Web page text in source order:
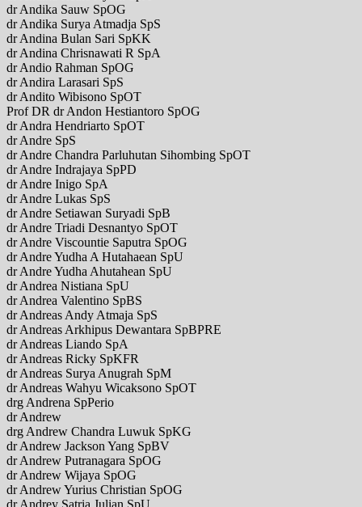
dr Andika Sauw SpOG
dr Andika Surya Atmadja SpS
dr Andina Bulan Sari SpKK
dr Andina Chrisnawati R SpA
dr Andio Rahman SpOG
dr Andira Larasari SpS
dr Andito Wibisono SpOT
Prof DR dr Andon Hestiantoro SpOG
dr Andra Hendriarto SpOT
dr Andre SpS
dr Andre Chandra Parluhutan Sihombing SpOT
dr Andre Indrajaya SpPD
dr Andre Inigo SpA
dr Andre Lukas SpS
dr Andre Setiawan Suryadi SpB
dr Andre Triadi Desnantyo SpOT
dr Andre Viscountie Saputra SpOG
dr Andre Yudha A Hutahaean SpU
dr Andre Yudha Ahutahean SpU
dr Andrea Nistiana SpU
dr Andrea Valentino SpBS
dr Andreas Andy Atmaja SpS
dr Andreas Arkhipus Dewantara SpBPRE
dr Andreas Liando SpA
dr Andreas Ricky SpKFR
dr Andreas Surya Anugrah SpM
dr Andreas Wahyu Wicaksono SpOT
drg Andrena SpPerio
dr Andrew
drg Andrew Chandra Luwuk SpKG
dr Andrew Jackson Yang SpBV
dr Andrew Putranagara SpOG
dr Andrew Wijaya SpOG
dr Andrew Yurius Christian SpOG